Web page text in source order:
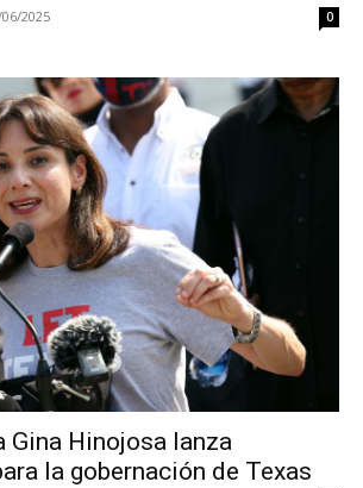
2025 0
Gina Hinojosa lanza
la gobernación de Texas